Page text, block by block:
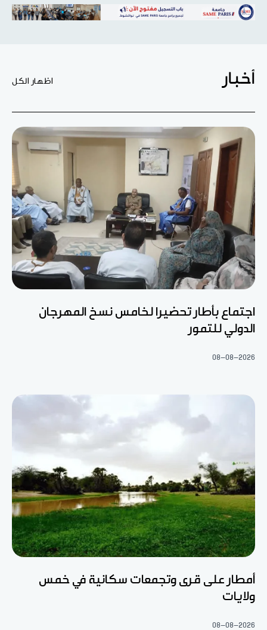
أخبار اظهار الكل
اجتماع بأطار تحضيرا لخامس نسخ المهرجان
الدولي للتمور
08-08-2026
أمطار على قرى وتجمعات سكانية في خمس
ولايات
08-08-2026